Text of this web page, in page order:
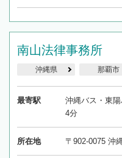
南山法律事務所
沖縄県 那覇市
最寄駅
沖縄バス・東
4分
所在地 〒902-0075 沖